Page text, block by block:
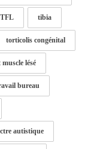
TFL tibia
torticolis congénital
lésé
bureau
autistique